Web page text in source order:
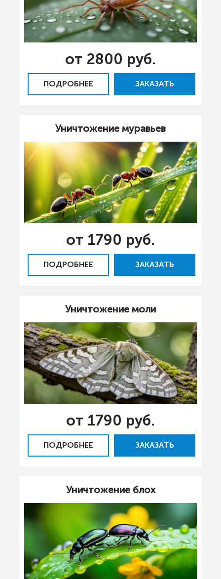
от 2800 руб.
ПОДРОБНЕЕ ЗАКАЗАТЬ
Уничтожение муравьев
от 1790 руб.
ПОДРОБНЕЕ ЗАКАЗАТЬ
Уничтожение моли
от 1790 руб.
ПОДРОБНЕЕ ЗАКАЗАТЬ
Уничтожение блох